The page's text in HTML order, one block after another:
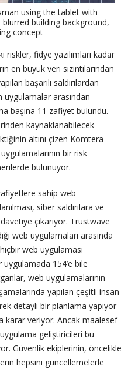
using the tablet with
building background,
concept
fidye yazılımları kadar
en büyük veri sızıntılarından
başarılı saldırılardan
uygulamalar arasından
başına 11 zafiyet bulundu.
kaynaklanabilecek
altını çizen Komtera
bir risk
bulunuyor.
sahip web
siber saldırılara ve
çıkarıyor. Trustwave
web uygulamaları arasında
web uygulaması
uygulamada 154’e bile
web uygulamalarının
yapılan çeşitli insan
detaylı bir planlama yapıyor
karar veriyor. Ancak maalesef
geliştiricileri bu
Güvenlik ekiplerinin, öncelikle
hepsini güncellemelerle